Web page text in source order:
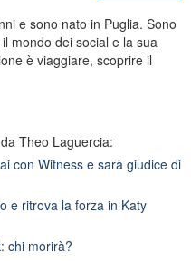
e sono nato in Puglia. Sono
mondo dei social e la sua
è viaggiare, scoprire il
Theo Laguercia:
con Witness e sarà giudice di
e ritrova la forza in Katy
chi morirà?